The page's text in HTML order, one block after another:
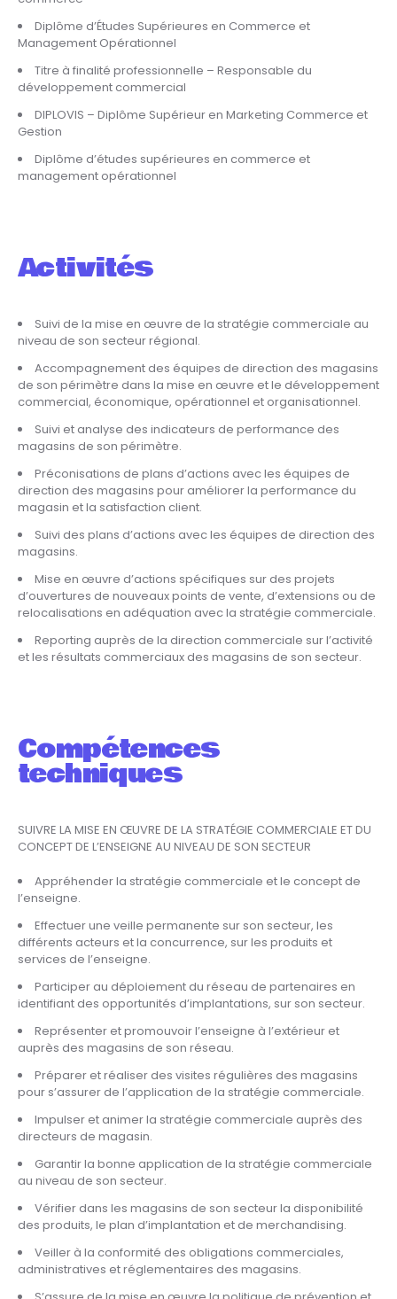
Diplôme d’Études Supérieures en Commerce et
Management Opérationnel
Titre à finalité professionnelle – Responsable du
développement commercial
DIPLOVIS – Diplôme Supérieur en Marketing Commerce et
Gestion
Diplôme d’études supérieures en commerce et
management opérationnel
Activités
Suivi de la mise en œuvre de la stratégie commerciale au
niveau de son secteur régional.
Accompagnement des équipes de direction des magasins
de son périmètre dans la mise en œuvre et le développement
commercial, économique, opérationnel et organisationnel.
Suivi et analyse des indicateurs de performance des
magasins de son périmètre.
Préconisations de plans d’actions avec les équipes de
direction des magasins pour améliorer la performance du
magasin et la satisfaction client.
Suivi des plans d’actions avec les équipes de direction des
magasins.
Mise en œuvre d’actions spécifiques sur des projets
d’ouvertures de nouveaux points de vente, d’extensions ou de
relocalisations en adéquation avec la stratégie commerciale.
Reporting auprès de la direction commerciale sur l’activité
et les résultats commerciaux des magasins de son secteur.
Compétences
techniques
SUIVRE LA MISE EN ŒUVRE DE LA STRATÉGIE COMMERCIALE ET DU
CONCEPT DE L’ENSEIGNE AU NIVEAU DE SON SECTEUR
Appréhender la stratégie commerciale et le concept de
l’enseigne.
Effectuer une veille permanente sur son secteur, les
différents acteurs et la concurrence, sur les produits et
services de l’enseigne.
Participer au déploiement du réseau de partenaires en
identifiant des opportunités d’implantations, sur son secteur.
Représenter et promouvoir l’enseigne à l’extérieur et
auprès des magasins de son réseau.
Préparer et réaliser des visites régulières des magasins
pour s’assurer de l’application de la stratégie commerciale.
Impulser et animer la stratégie commerciale auprès des
directeurs de magasin.
Garantir la bonne application de la stratégie commerciale
au niveau de son secteur.
Vérifier dans les magasins de son secteur la disponibilité
des produits, le plan d’implantation et de merchandising.
Veiller à la conformité des obligations commerciales,
administratives et réglementaires des magasins.